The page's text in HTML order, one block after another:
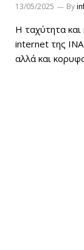
13/05/2025 By
Η ταχύτητα
internet της
αλλά και